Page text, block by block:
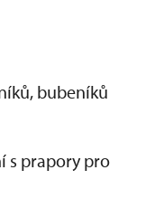
íků, bubeníků
s prapory pro